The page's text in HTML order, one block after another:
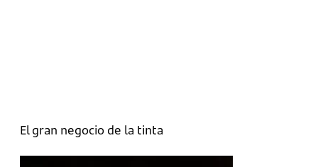
El gran negocio de la tinta